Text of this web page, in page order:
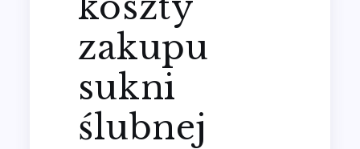
zakupu
sukni
ślubnej